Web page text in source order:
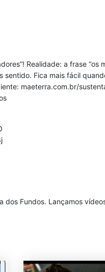
Realidade: a frase
sentido. Fica mais fácil
maeterra.com.br/
dos Fundos. Lançamos